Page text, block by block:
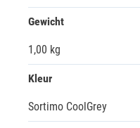
Gewicht
1,00 kg
Kleur
Sortimo CoolGrey